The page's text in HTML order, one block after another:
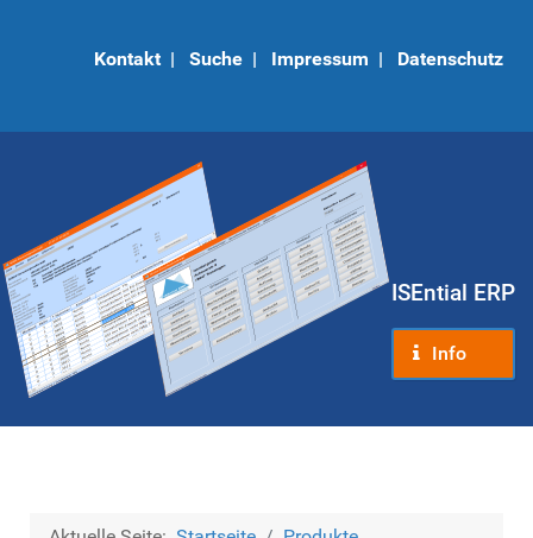
Kontakt | Suche | Impressum | Datenschutz
ISEntial ERP
Info